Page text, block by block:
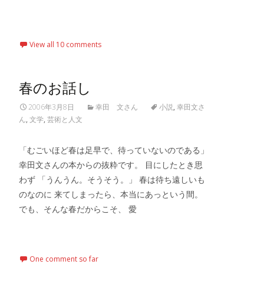
View all 10 comments
春のお話し
2006年3月8日 幸田 文さん 小説, 幸田文さ
ん, 文学, 芸術と人文
「むごいほど春は足早で、待っていないのである」
幸田文さんの本からの抜粋です。 目にしたとき思
わず 「うんうん。そうそう。」 春は待ち遠しいも
のなのに 来てしまったら、本当にあっという間。
でも、そんな春だからこそ、 愛
One comment so far